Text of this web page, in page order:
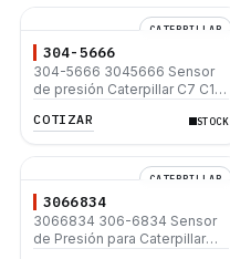
CATERPILLAR
304-5666
304-5666 3045666 Sensor
de presión Caterpillar C7 C15
3516C 3516 3456
COTIZAR STOCK
CATERPILLAR
3066834
3066834 306-6834 Sensor
de Presión para Caterpillar